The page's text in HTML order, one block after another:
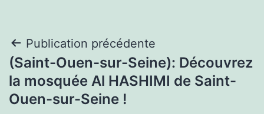
Navigation
de
l’article
Publication précédente
(Saint-Ouen-sur-Seine): Découvrez
la mosquée Al HASHIMI de Saint-
Ouen-sur-Seine !